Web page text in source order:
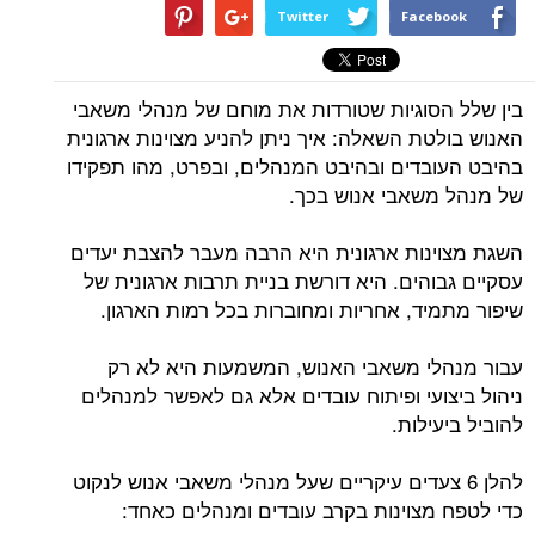
Facebook
Twitter
בין שלל הסוגיות שטורדות את מוחם של מנהלי משאבי
האנוש בולטת השאלה: איך ניתן להניע מצוינות ארגונית
בהיבט העובדים ובהיבט המנהלים, ובפרט, מהו תפקידו
של מנהל משאבי אנוש בכך.
השגת מצוינות ארגונית היא הרבה מעבר להצבת יעדים
עסקיים גבוהים. היא דורשת בניית תרבות ארגונית של
שיפור מתמיד, אחריות ומחוברות בכל רמות הארגון.
עבור מנהלי משאבי האנוש, המשמעות היא לא רק
ניהול ביצועי ופיתוח עובדים אלא גם לאפשר למנהלים
להוביל ביעילות.
להלן 6 צעדים עיקריים שעל מנהלי משאבי אנוש לנקוט
כדי לטפח מצוינות בקרב עובדים ומנהלים כאחד: